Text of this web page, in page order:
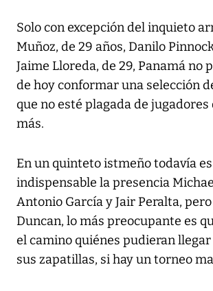
Solo con excepción del inquieto
Muñoz, de 29 años, Danilo
Jaime Lloreda, de 29, Panamá no
de hoy conformar una selección
que no esté plagada de jugadores
más.
En un quinteto istmeño todavía es
indispensable la presencia
Antonio García y Jair Peralta,
Duncan, lo más preocupante es
el camino quiénes pudieran
sus zapatillas, si hay un torneo